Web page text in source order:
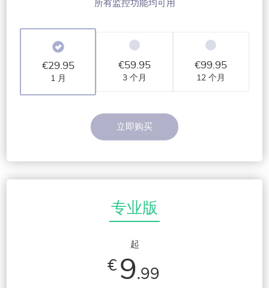
所有监控功能均可用
€29.95
1 月
€59.95
3 个月
€99.95
12 个月
立即购买
专业版
起
€ 9.99